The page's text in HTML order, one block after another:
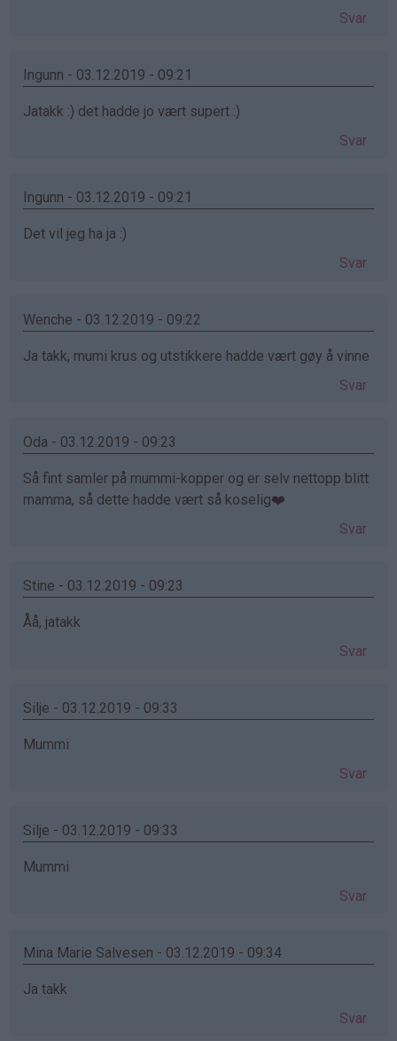
Svar
Ingunn - 03.12.2019 - 09:21
Jatakk :) det hadde jo vært supert :)
Svar
Ingunn - 03.12.2019 - 09:21
Det vil jeg ha ja :)
Svar
Wenche - 03.12.2019 - 09:22
Ja takk, mumi krus og utstikkere hadde vært gøy å vinne
Svar
Oda - 03.12.2019 - 09:23
Så fint samler på mummi-kopper og er selv nettopp blitt
mamma, så dette hadde vært så koselig❤️
Svar
Stine - 03.12.2019 - 09:23
Åå, jatakk
Svar
Silje - 03.12.2019 - 09:33
Mummi
Svar
Silje - 03.12.2019 - 09:33
Mummi
Svar
Mina Marie Salvesen - 03.12.2019 - 09:34
Ja takk
Svar